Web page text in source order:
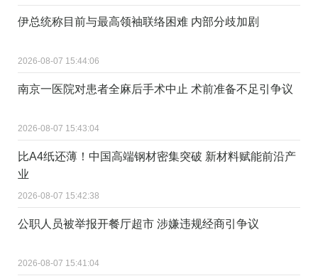
伊总统称目前与最高领袖联络困难 内部分歧加剧
2026-08-07 15:44:06
南京一医院对患者全麻后手术中止 术前准备不足引争议
2026-08-07 15:43:04
比A4纸还薄！中国高端钢材密集突破 新材料赋能前沿产
业
2026-08-07 15:42:38
公职人员被举报开餐厅超市 涉嫌违规经商引争议
2026-08-07 15:41:04